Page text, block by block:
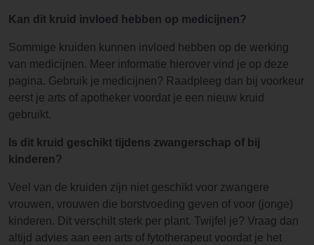
Kan dit kruid invloed hebben op medicijnen?
Sommige kruiden kunnen invloed hebben op de werking
van medicijnen. Meer informatie hierover vind je op deze
pagina. Gebruik je medicijnen? Raadpleeg dan bij voorkeur
eerst je arts of apotheker voordat je een nieuw kruid
gebruikt.
Is dit kruid geschikt tijdens zwangerschap of bij
kinderen?
Veel van de kruiden zijn niet geschikt voor zwangere
vrouwen, vrouwen die borstvoeding geven of voor (jonge)
kinderen. Dit verschilt sterk per plant. Twijfel je? Vraag dan
altijd advies aan een arts of fytotherapeut voordat je het